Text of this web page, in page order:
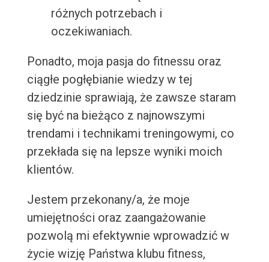
różnych potrzebach i
oczekiwaniach.
Ponadto, moja pasja do fitnessu oraz
ciągłe pogłębianie wiedzy w tej
dziedzinie sprawiają, że zawsze staram
się być na bieżąco z najnowszymi
trendami i technikami treningowymi, co
przekłada się na lepsze wyniki moich
klientów.
Jestem przekonany/a, że moje
umiejętności oraz zaangażowanie
pozwolą mi efektywnie wprowadzić w
życie wizję Państwa klubu fitness,